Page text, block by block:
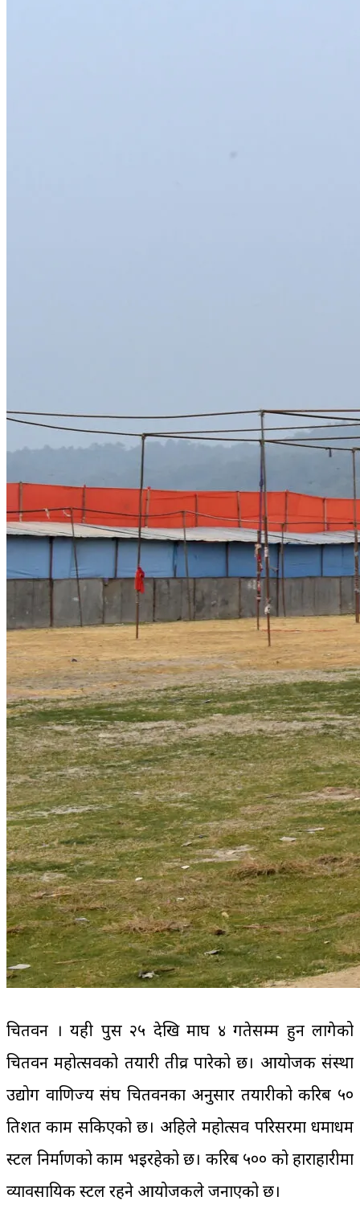
चितवन । यही पुस २५ देखि माघ ४ गतेसम्म हुन लागेको
चितवन महोत्सवको तयारी तीव्र पारेको छ। आयोजक संस्था
उद्योग वाणिज्य संघ चितवनका अनुसार तयारीको करिब ५०
प्रतिशत काम सकिएको छ। अहिले महोत्सव परिसरमा धमाधम
स्टल निर्माणको काम भइरहेको छ। करिब ५०० को हाराहारीमा
व्यावसायिक स्टल रहने आयोजकले जनाएको छ।